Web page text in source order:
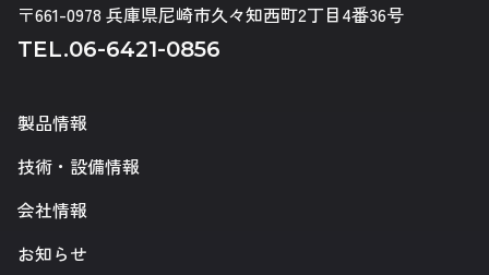
〒661-0978 兵庫県尼崎市久々知西町2丁目4番36号
TEL.06-6421-0856
製品情報
技術・設備情報
会社情報
お知らせ